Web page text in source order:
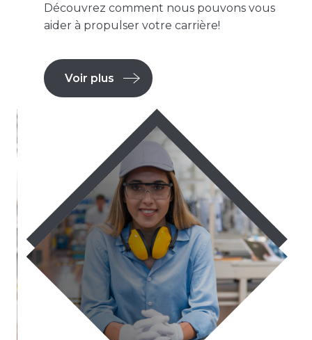
Découvrez comment nous pouvons vous
aider à propulser votre carrière!
Voir plus